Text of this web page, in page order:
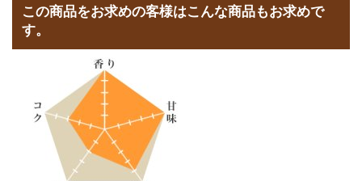
この商品をお求めの客様はこんな商品もお求めで
す。